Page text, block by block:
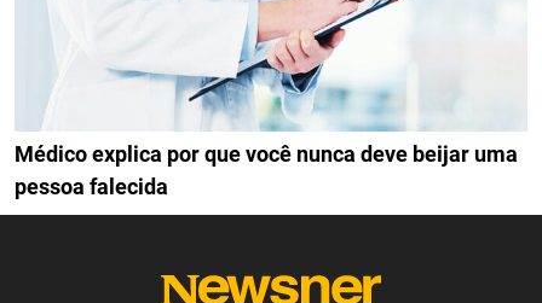
Médico explica por que você nunca deve beijar uma
pessoa falecida